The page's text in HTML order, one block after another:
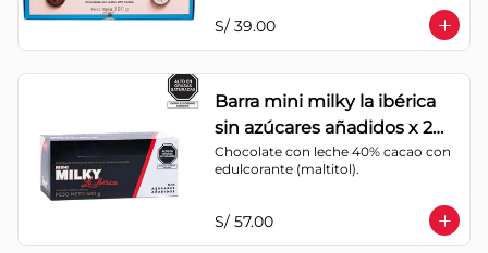
S/ 39.00
Barra mini milky la ibérica
sin azúcares añadidos x 20
g x 20 pzs
Chocolate con leche 40% cacao con
edulcorante (maltitol).
S/ 57.00